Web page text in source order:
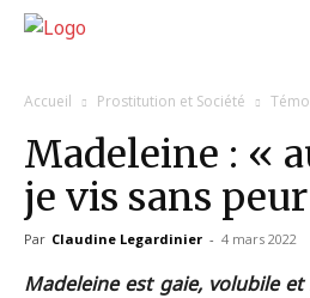
Accueil Prostitution et Société
Madeleine : «
je vis sans
Par Claudine Legardinier - 4 mars 2022
Madeleine est gaie, volubile